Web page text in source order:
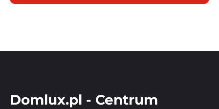
Domlux.pl - Centrum